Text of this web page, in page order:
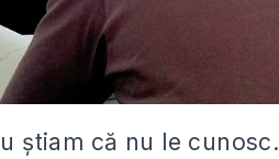
știam că nu le cunosc.